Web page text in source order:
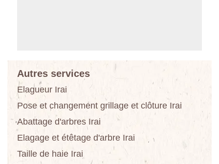
Autres services
Elagueur Irai
Pose et changement grillage et clôture Irai
Abattage d'arbres Irai
Elagage et étêtage d'arbre Irai
Taille de haie Irai